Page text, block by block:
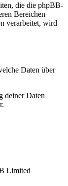
die die phpBB-
Bereichen
verarbeitet, wird
Daten über
deiner Daten
Limited